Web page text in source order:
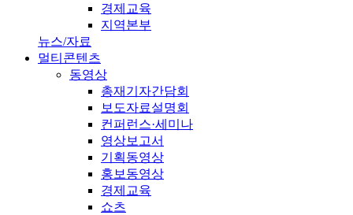
경제교육
지역본부
뉴스/자료
멀티콘텐츠
동영상
총재기자간담회
보도자료설명회
컨퍼런스·세미나
영상보고서
기획동영상
홍보동영상
경제교육
쇼츠